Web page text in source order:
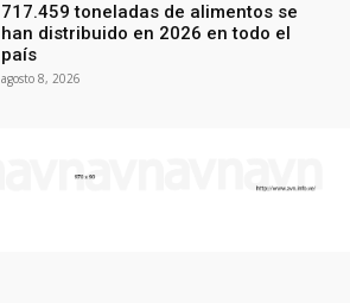
717.459 toneladas de alimentos se
han distribuido en 2026 en todo el
país
agosto 8, 2026